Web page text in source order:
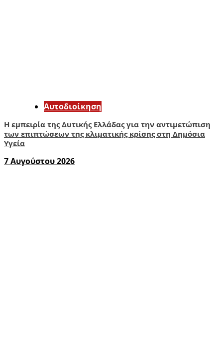
Αυτοδιοίκηση
Η εμπειρία της Δυτικής Ελλάδας για την αντιμετώπιση
των επιπτώσεων της κλιματικής κρίσης στη Δημόσια
Υγεία
7 Αυγούστου 2026